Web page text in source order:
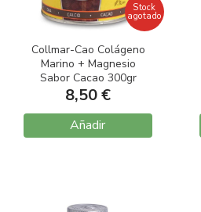
Stock
agotado
Collmar-Cao Colágeno
Marino + Magnesio
Sabor Cacao 300gr
8,50 €
Añadir